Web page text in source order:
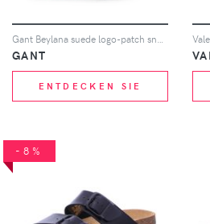
Gant Beylana suede logo-patch sneakers - Braun
GANT
ENTDECKEN SIE
-8%